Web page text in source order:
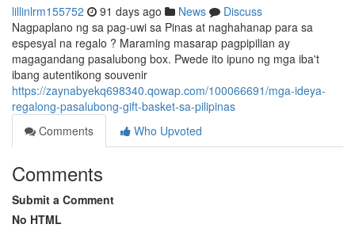
lillinlrm155752 91 days ago News
Discuss
Nagpaplano ng sa pag-uwi sa Pinas at naghahanap para sa
espesyal na regalo ? Maraming masarap pagpipilian ay
magagandang pasalubong box. Pwede ito ipuno ng mga iba't
ibang autentikong souvenir
https://zaynabyekq698340.qowap.com/100066691/mga-ideya-
regalong-pasalubong-gift-basket-sa-pilipinas
Comments
Who Upvoted
Comments
Submit a Comment
No HTML